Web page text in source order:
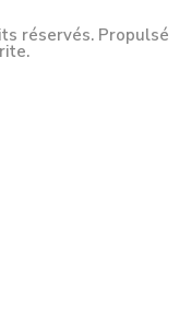
réservés. Propulsé